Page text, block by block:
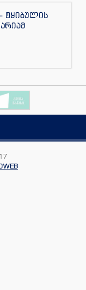
ტყიბულის